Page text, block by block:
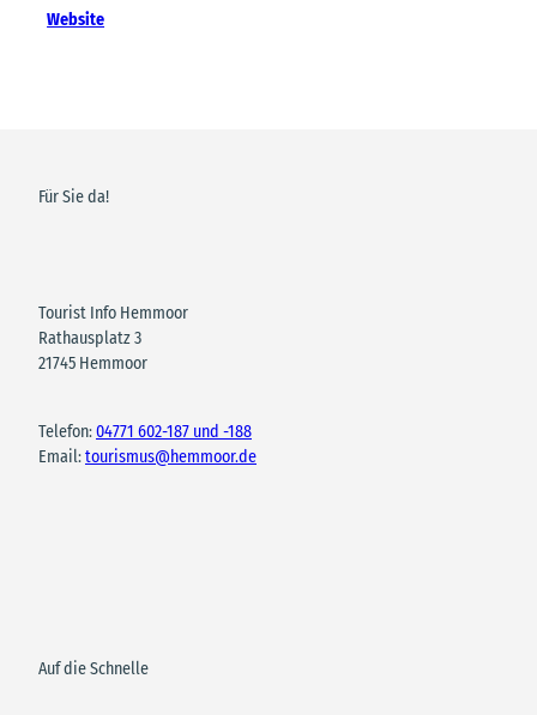
Website
Für Sie da!
Tourist Info Hemmoor
Rathausplatz 3
21745 Hemmoor
Telefon:04771 602-187 und -188
Email:tourismus@hemmoor.de
Auf die Schnelle